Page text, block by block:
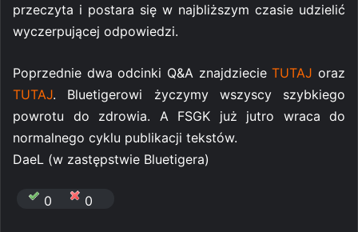
przeczyta i postara się w najbliższym czasie udzielić
wyczerpującej odpowiedzi.
Poprzednie dwa odcinki Q&A znajdziecieTUTAJ oraz
TUTAJ. Bluetigerowi życzymy wszyscy szybkiego
powrotu do zdrowia. A FSGK już jutro wraca do
normalnego cyklu publikacji tekstów.
DaeL (w zastępstwie Bluetigera)
0 0